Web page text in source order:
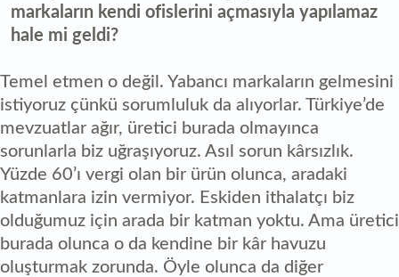
markaların kendi ofislerini açmasıyla yapılamaz
hale mi geldi?
Temel etmen o değil. Yabancı markaların gelmesini
istiyoruz çünkü sorumluluk da alıyorlar. Türkiye’de
mevzuatlar ağır, üretici burada olmayınca
sorunlarla biz uğraşıyoruz. Asıl sorun kârsızlık.
Yüzde 60’ı vergi olan bir ürün olunca, aradaki
katmanlara izin vermiyor. Eskiden ithalatçı biz
olduğumuz için arada bir katman yoktu. Ama üretici
burada olunca o da kendine bir kâr havuzu
oluşturmak zorunda. Öyle olunca da diğer